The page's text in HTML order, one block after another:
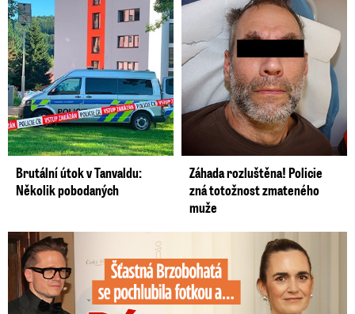
Brutální útok v Tanvaldu:
Několik pobodaných
Záhada rozluštěna! Policie
zná totožnost zmateného
muže
Šťastná Brzobohatá se pochlubila fotkou: Rýpanec od Ondřeje